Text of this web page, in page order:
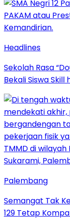
Headlines
Sekolah Rasa
Bekali Siswa
Palembang
Semangat Tak
129 Tetap